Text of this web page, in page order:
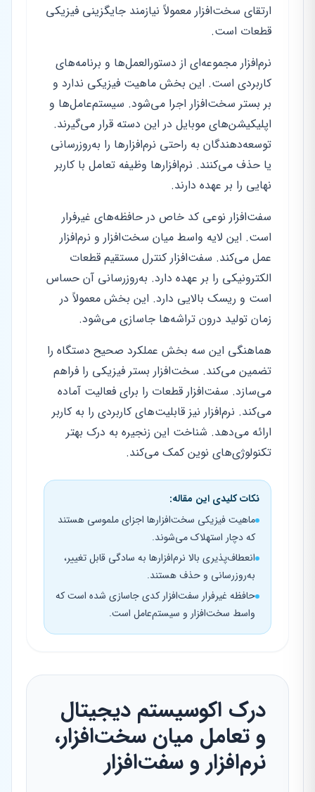
ارتقای سخت‌افزار معمولاً نیازمند جایگزینی فیزیکی
قطعات است.
نرم‌افزار مجموعه‌ای از دستورالعمل‌ها و برنامه‌های
کاربردی است. این بخش ماهیت فیزیکی ندارد و
بر بستر سخت‌افزار اجرا می‌شود. سیستم‌عامل‌ها و
اپلیکیشن‌های موبایل در این دسته قرار می‌گیرند.
توسعه‌دهندگان به راحتی نرم‌افزارها را به‌روزرسانی
یا حذف می‌کنند. نرم‌افزارها وظیفه تعامل با کاربر
نهایی را بر عهده دارند.
سفت‌افزار نوعی کد خاص در حافظه‌های غیرفرار
است. این لایه واسط میان سخت‌افزار و نرم‌افزار
عمل می‌کند. سفت‌افزار کنترل مستقیم قطعات
الکترونیکی را بر عهده دارد. به‌روزرسانی آن حساس
است و ریسک بالایی دارد. این بخش معمولاً در
زمان تولید درون تراشه‌ها جاسازی می‌شود.
هماهنگی این سه بخش عملکرد صحیح دستگاه را
تضمین می‌کند. سخت‌افزار بستر فیزیکی را فراهم
می‌سازد. سفت‌افزار قطعات را برای فعالیت آماده
می‌کند. نرم‌افزار نیز قابلیت‌های کاربردی را به کاربر
ارائه می‌دهد. شناخت این زنجیره به درک بهتر
تکنولوژی‌های نوین کمک می‌کند.
نکات کلیدی این مقاله:
ماهیت فیزیکی سخت‌افزارها اجزای ملموسی هستند
که دچار استهلاک می‌شوند.
انعطاف‌پذیری بالا نرم‌افزارها به سادگی قابل تغییر،
به‌روزرسانی و حذف هستند.
حافظه غیرفرار سفت‌افزار کدی جاسازی شده است که
واسط سخت‌افزار و سیستم‌عامل است.
درک اکوسیستم دیجیتال
و تعامل میان سخت‌افزار،
نرم‌افزار و سفت‌افزار